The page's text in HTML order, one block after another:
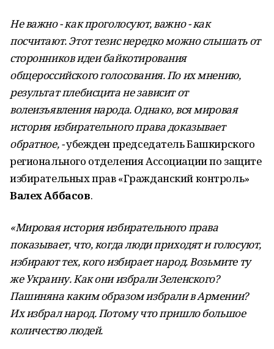
Не важно - как проголосуют, важно - как
посчитают. Этот тезис нередко можно слышать от
сторонников идеи байкотирования
общероссийского голосования. По их мнению,
результат плебисцита не зависит от
волеизъявления народа. Однако, вся мировая
история избирательного права доказывает
обратное, -убежден председатель Башкирского
регионального отделения Ассоциации по защите
избирательных прав «Гражданский контроль»
Валех Аббасов.
«Мировая история избирательного права
показывает, что, когда люди приходят и голосуют,
избирают тех, кого избирает народ. Возьмите ту
же Украину. Как они избрали Зеленского?
Пашиняна каким образом избрали в Армении?
Их избрал народ. Потому что пришло большое
количество людей.